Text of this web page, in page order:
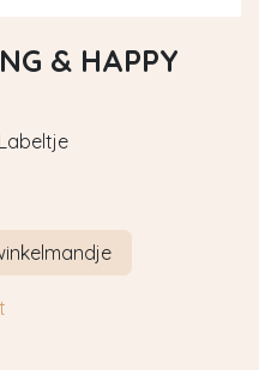
& HAPPY